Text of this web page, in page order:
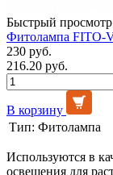
Быстрый просмотр
Фитолампа FITO-
230 руб.
216.20 руб.
В корзину
Тип: Фитолампа
Используются в
освещения для